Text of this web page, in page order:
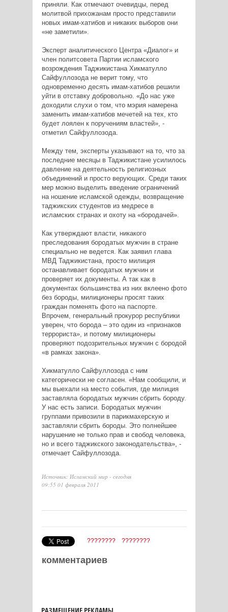
приняли. Как отмечают очевидцы, перед
молитвой прихожанам просто представили
новых имам-хатибов и никаких выборов они
«не заметили».
Эксперт аналитического Центра «Диалог» и
член политсовета Партии исламского
возрождения Таджикистана Хикматулло
Сайфуллозода не верит тому, что
одновременно десять имам-хатибов решили
уйти в отставку добровольно. «До нас уже
доходили слухи о том, что мэрия намерена
заменить имам-хатибов мечетей на тех, кто
будет лоялен к поручениям властей», -
отметил Сайфуллозода.
Между тем, эксперты указывают на то, что за
последние месяцы в Таджикистане усилилось
давление на деятельность религиозных
объединений и просто верующих. Среди таких
мер можно выделить введение ограничений
на ношение исламской одежды, возвращение
таджикских студентов из медресе в
исламских странах и охоту на «бородачей».
Как утверждают власти, никакого
преследования бородатых мужчин в стране
специально не ведется. Как заявил глава
МВД Таджикистана, просто милиция
останавливает бородатых мужчин и
проверяет их документы. А так как в
документах большинства из них вклеено фото
без бороды, милиционеры просят таких
граждан поменять фото на паспорте.
Впрочем, генеральный прокурор республики
уверен, что борода – это один из «признаков
террориста», и потому милиционеры
проверяют подозрительных мужчин с бородой
«в рамках закона».
Хикматулло Сайфуллозода с ним
категорически не согласен. «Нам сообщили, и
мы выехали на место события, где милиция
заставляла бородатых мужчин сбрить бороду.
У нас есть записи. Бородатых мужчин
группами привозили в парикмахерскую и
заставляли сбрить бороды. Это полнейшее
нарушение не только прав и свобод человека,
но и всего таджикского законодательства», -
отмечает Сайфуллозода.
Источник: Исламский мир - сегодня
09:55 01 февраля 2011
???????? ????????
комментариев